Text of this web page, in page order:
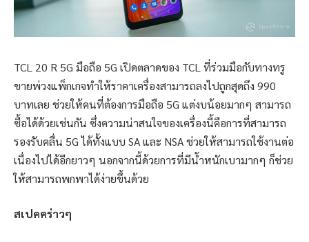
TCL 20 R 5G มือถือ 5G เปิดตลาดของ TCL ที่ร่วมมือกับทางทรู
ขายพ่วงแพ็กเกจทำให้ราคาเครื่องสามารถลงไปถูกสุดถึง 990
บาทเลย ช่วยให้คนที่ต้องการมือถือ 5G แต่งบน้อยมากๆ สามารถ
ซื้อได้ด้วยเช่นกัน ซึ่งความน่าสนใจของเครื่องนี้คือการที่สามารถ
รองรับคลื่น 5G ได้ทั้งแบบ SA และ NSA ช่วยให้สามารถใช้งานต่อ
เนื่องไปได้อีกยาวๆ นอกจากนี้ด้วยการที่มีน้ำหนักเบามากๆ ก็ช่วย
ให้สามารถพกพาได้ง่ายขึ้นด้วย
สเปคคร่าวๆ